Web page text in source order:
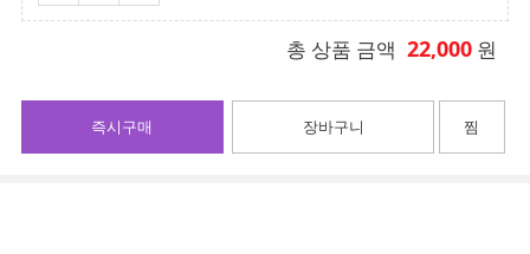
총 상품 금액 22,000 원
장바구니
즉시구매 찜